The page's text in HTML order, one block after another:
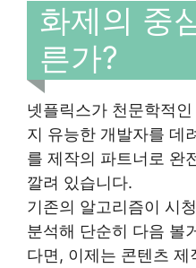
화제의 중
른가?
넷플릭스가 천문학적
지 유능한 개발자를 데
를 제작의 파트너로 완
깔려 있습니다.
기존의 알고리즘이 시
분석해 단순히 다음 볼
다면, 이제는 콘텐츠